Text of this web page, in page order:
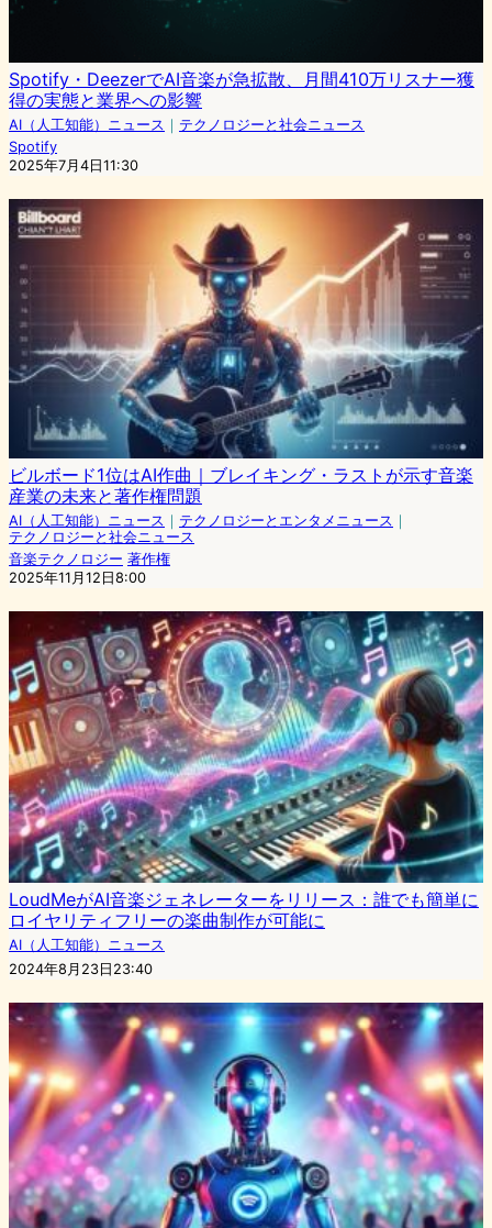
Spotify・DeezerでAI音楽が急拡散、月間410万リスナー獲
得の実態と業界への影響
AI（人工知能）ニュース ｜ テクノロジーと社会ニュース
Spotify
2025年7月4日11:30
ビルボード1位はAI作曲｜ブレイキング・ラストが示す音楽
産業の未来と著作権問題
AI（人工知能）ニュース ｜ テクノロジーとエンタメニュース ｜
テクノロジーと社会ニュース
音楽テクノロジー 著作権
2025年11月12日8:00
LoudMeがAI音楽ジェネレーターをリリース：誰でも簡単に
ロイヤリティフリーの楽曲制作が可能に
AI（人工知能）ニュース
2024年8月23日23:40